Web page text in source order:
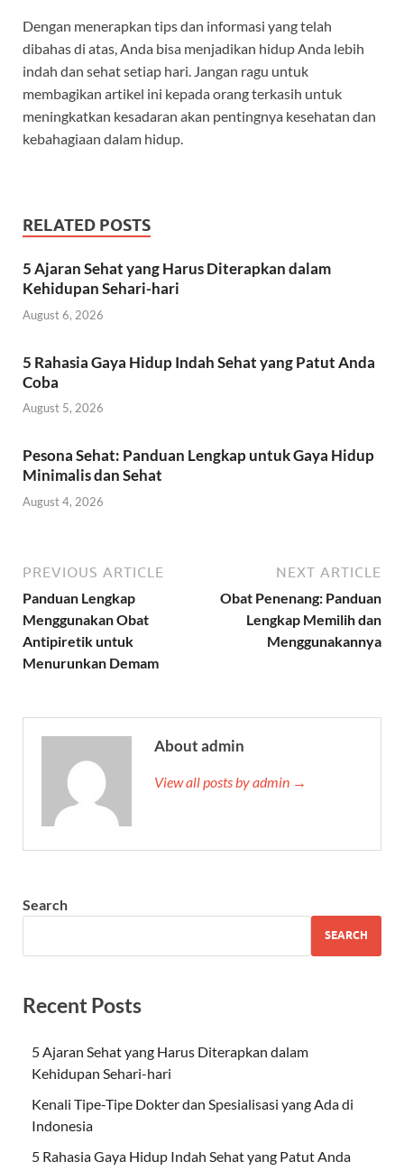
Dengan menerapkan tips dan informasi yang telah
dibahas di atas, Anda bisa menjadikan hidup Anda lebih
indah dan sehat setiap hari. Jangan ragu untuk
membagikan artikel ini kepada orang terkasih untuk
meningkatkan kesadaran akan pentingnya kesehatan dan
kebahagiaan dalam hidup.
RELATED POSTS
5 Ajaran Sehat yang Harus Diterapkan dalam
Kehidupan Sehari-hari
August 6, 2026
5 Rahasia Gaya Hidup Indah Sehat yang Patut Anda
Coba
August 5, 2026
Pesona Sehat: Panduan Lengkap untuk Gaya Hidup
Minimalis dan Sehat
August 4, 2026
PREVIOUS ARTICLE
Panduan Lengkap
Menggunakan Obat
Antipiretik untuk
Menurunkan Demam
NEXT ARTICLE
Obat Penenang: Panduan
Lengkap Memilih dan
Menggunakannya
About admin
View all posts by admin →
Search
SEARCH
Recent Posts
5 Ajaran Sehat yang Harus Diterapkan dalam
Kehidupan Sehari-hari
Kenali Tipe-Tipe Dokter dan Spesialisasi yang Ada di
Indonesia
5 Rahasia Gaya Hidup Indah Sehat yang Patut Anda